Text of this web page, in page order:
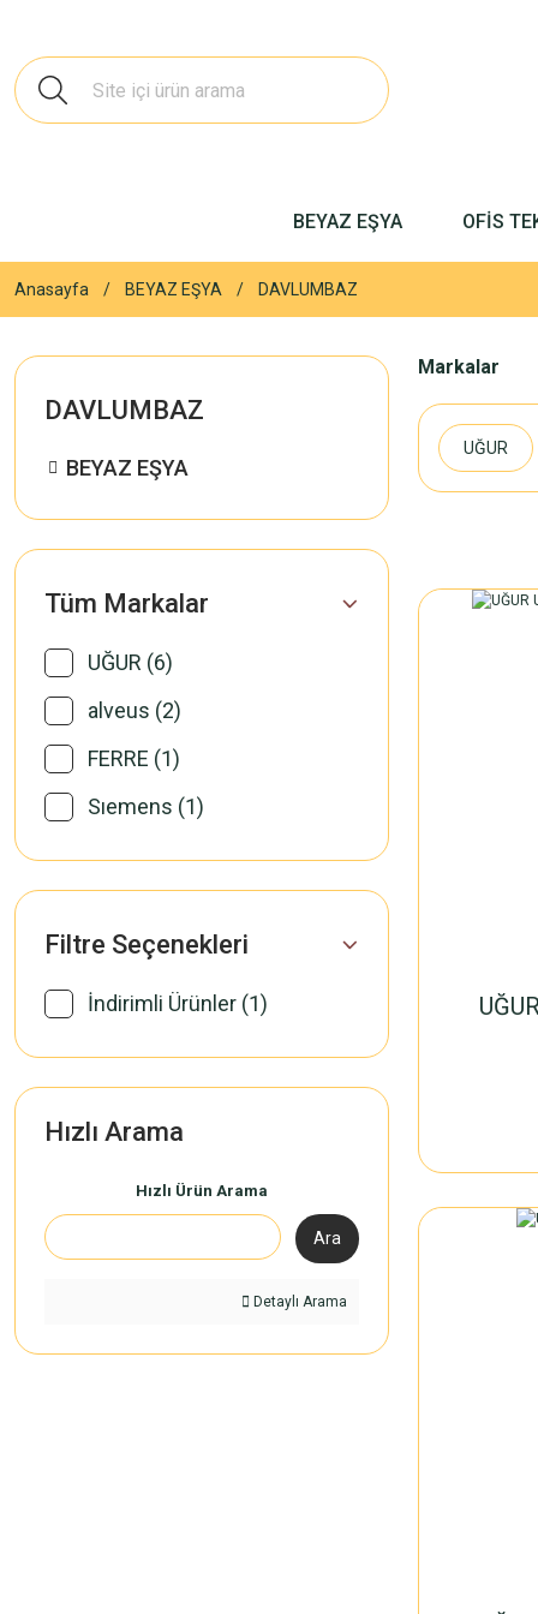
BEYAZ EŞYA OFİS
Anasayfa BEYAZ EŞYA DAVLUMBAZ
DAVLUMBAZ
BEYAZ EŞYA
Tüm Markalar
UĞUR (6)
alveus (2)
FERRE (1)
Sıemens (1)
Filtre Seçenekleri
İndirimli Ürünler (1)
Hızlı Arama
Hızlı Ürün Arama
Ara
Detaylı Arama
Markalar
UĞUR